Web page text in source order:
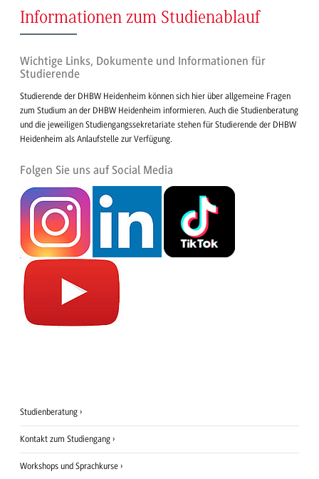
Informationen zum Studienablauf
Wichtige Links, Dokumente und Informationen für
Studierende
Studierende der DHBW Heidenheim können sich hier über allgemeine Fragen
zum Studium an der DHBW Heidenheim informieren. Auch die Studienberatung
und die jeweiligen Studiengangssekretariate stehen für Studierende der DHBW
Heidenheim als Anlaufstelle zur Verfügung.
Folgen Sie uns auf Social Media
Studienberatung
Kontakt zum Studiengang
Workshops und Sprachkurse